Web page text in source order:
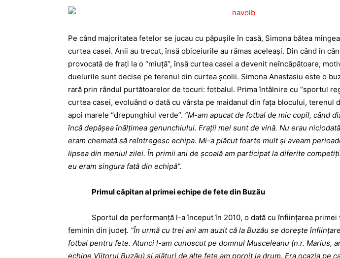
Pe când majoritatea fetelor se jucau cu păpuşile în casă, Simona bătea
curtea casei. Anii au trecut, însă obiceiurile au rămas aceleaşi. Din când în
provocată de fraţi la o “miuţă”, însă curtea casei a devenit neîncăpătoare,
duelurile sunt decise pe terenul din curtea şcolii. Simona Anastasiu este o
rară prin rândul purtătoarelor de tocuri: fotbalul. Prima întâlnire cu “sportul
curtea casei, evoluând o dată cu vârsta pe maidanul din faţa blocului, terenul
apoi marele “drepunghiul verde”. “M-am apucat de fotbal de mic copil, când
încă depăşea înălţimea genunchiului. Fraţii mei sunt de vină. Nu erau
eram chemată să reîntregesc echipa. Mi-a plăcut foarte mult şi aveam
lipsea din meniul zilei. În primii ani de şcoală am participat la diferite
eu eram singura fată din echipă”.
Primul căpitan al primei echipe de fete din Buzău
Sportul de performanţă l-a început în 2010, o dată cu înfiinţarea primei
feminin din judeţ. “În urmă cu trei ani am auzit că la Buzău se doreşte
fotbal pentru fete. Atunci l-am cunoscut pe domnul Musceleanu (n.r. Marius,
echipe Viitorul Buzău) şi alături de alte fete am pornit la drum. Era ocazia pe